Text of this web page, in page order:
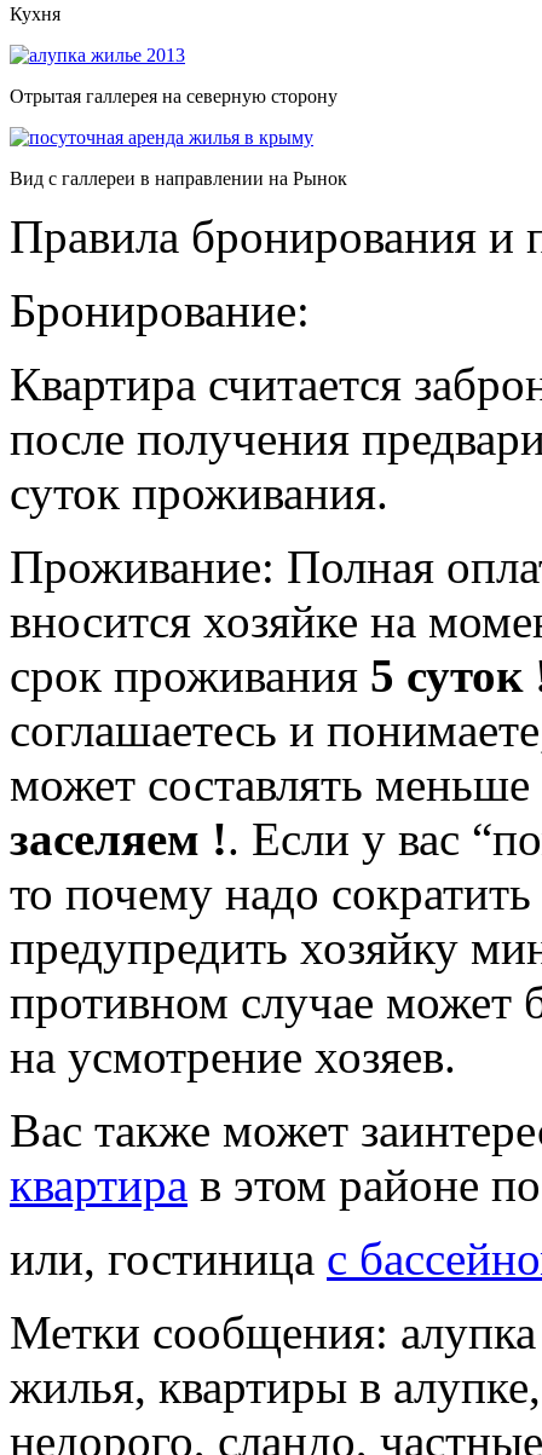
Кухня
Отрытая галлерея на северную сторону
Вид с галлереи в направлении на Рынок
Правила бронирования и
Бронирование:
Квартира считается
после получения
суток проживания.
Проживание: Полная
вносится хозяйке на
срок проживания 5 суток
соглашаетесь и
может составлять меньше
заселяем !. Если у вас
то почему надо
предупредить хозяйку
противном случае может
на усмотрение хозяев.
Вас также может
квартира в этом районе
или, гостиница с
Метки сообщения:
жилья, квартиры в
недорого, сландо,